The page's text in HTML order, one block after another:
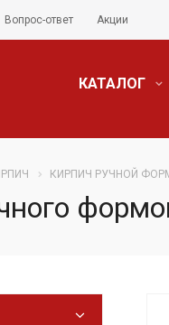
Вопрос-ответ Акции
КАТАЛОГ
КИРПИЧ РУЧНОЙ